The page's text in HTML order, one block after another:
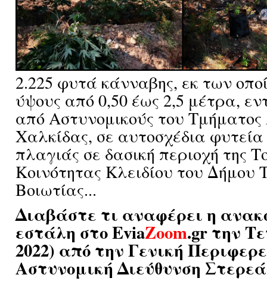
2.225 φυτά κάνναβης, εκ των
ύψους από 0,50 έως 2,5 μέτρα,
από Αστυνομικούς του
Χαλκίδας, σε αυτοσχέδια
πλαγιάς σε δασική περιοχή της
Κοινότητας Κλειδίου του
Βοιωτίας...
Διαβάστε τι αναφέρει η
εστάλη στο EviaZoom.gr την
2022) από την Γενική
Αστυνομική Διεύθυνση